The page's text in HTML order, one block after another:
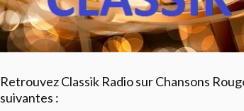
Retrouvez Classik Radio sur Chansons
suivantes :